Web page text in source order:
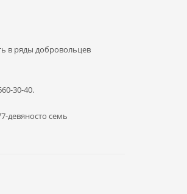
в ряды добровольцев
30-40.
девяносто семь